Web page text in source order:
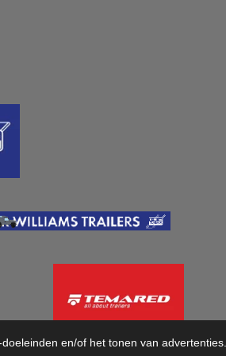
en/of het tonen van